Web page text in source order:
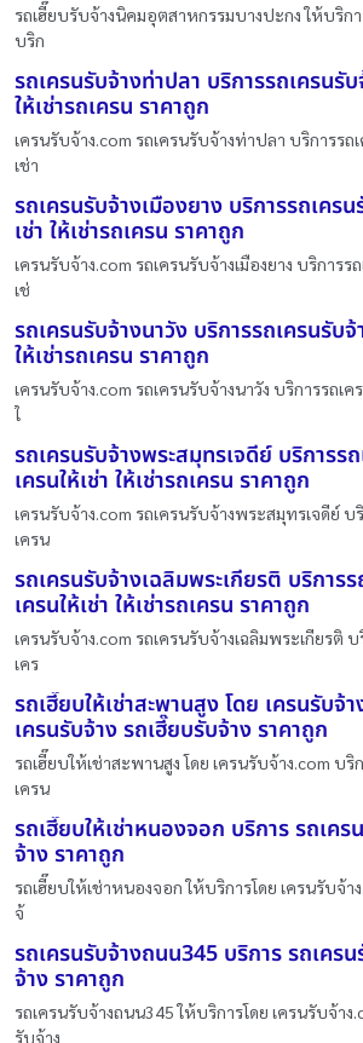
รถเฮี๊ยบรับจ้างนิคมอุตสาหกรรมบางปะกง ให้บริกา
บริก
รถเครนรับจ้างท่าปลา บริการรถเครนรับ
ให้เช่ารถเครน ราคาถูก
เครนรับจ้าง.com รถเครนรับจ้างท่าปลา บริการรถ
เช่า
รถเครนรับจ้างเมืองยาง บริการรถเครน
เช่า ให้เช่ารถเครน ราคาถูก
เครนรับจ้าง.com รถเครนรับจ้างเมืองยาง บริการร
เช่
รถเครนรับจ้างนาวัง บริการรถเครนรับจ้
ให้เช่ารถเครน ราคาถูก
เครนรับจ้าง.com รถเครนรับจ้างนาวัง บริการรถเค
ใ
รถเครนรับจ้างพระสมุทรเจดีย์ บริการร
เครนให้เช่า ให้เช่ารถเครน ราคาถูก
เครนรับจ้าง.com รถเครนรับจ้างพระสมุทรเจดีย์ บ
เครน
รถเครนรับจ้างเฉลิมพระเกียรติ บริการ
เครนให้เช่า ให้เช่ารถเครน ราคาถูก
เครนรับจ้าง.com รถเครนรับจ้างเฉลิมพระเกียรติ
เคร
รถเฮี๊ยบให้เช่าสะพานสูง โดย เครนรับจ้
เครนรับจ้าง รถเฮี๊ยบรับจ้าง ราคาถูก
รถเฮี๊ยบให้เช่าสะพานสูง โดย เครนรับจ้าง.com บริ
เครน
รถเฮี๊ยบให้เช่าหนองจอก บริการ รถเคร
จ้าง ราคาถูก
รถเฮี๊ยบให้เช่าหนองจอก ให้บริการโดย เครนรับจ้า
จ้
รถเครนรับจ้างถนน345 บริการ รถเคร
จ้าง ราคาถูก
รถเครนรับจ้างถนน345 ให้บริการโดย เครนรับจ้าง
รับจ้าง